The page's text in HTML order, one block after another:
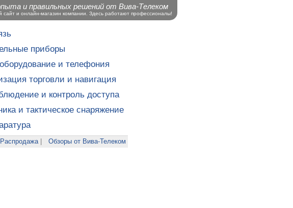
приборы
и телефония
торговли и навигация
и контроль доступа
и тактическое снаряжение
Распродажа| Обзоры от Вива-Телеком
и правильных решений от Вива-Телеком
сайт и онлайн-магазин компании. Здесь работают профессионалы!